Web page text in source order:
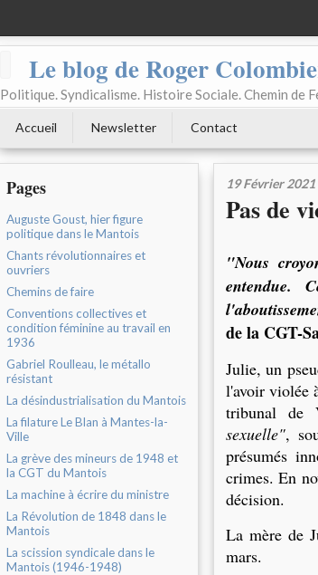
Le blog de Roger
Politique. Syndicalisme. Histoire Sociale. Chemin de
Accueil Newsletter Contact
Pages
Auguste Goust, hier figure
politique dans le Mantois
Chants révolutionnaires et
ouvriers
Chemins de faire
Conventions collectives et
condition féminine au travail en
1936
Gabriel Roulleau, le métallo
résistant
La désindustrialisation du Mantois
La filature Le Blan à Mantes-la-
Ville
La grève des mineurs de 1948 et
la CGT du Mantois
La machine à écrire du ministre
La Révolution de 1848 dans le
Mantois
La scission syndicale dans le
Mantois (1946-1948)
19 Février 2021
Pas de
"Nous
entendue.
de la CGT-
Julie, un
l'avoir violée
tribunal de
sexuelle",
présumés
crimes. En
décision.
La mère de
mars.